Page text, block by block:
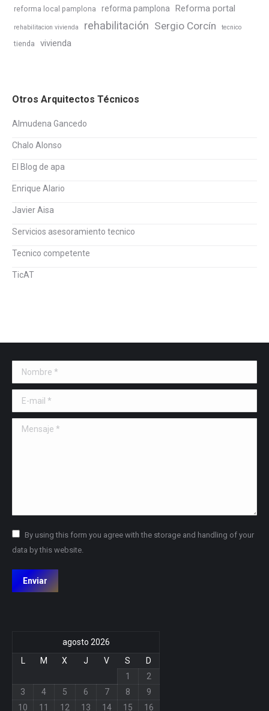
reforma local pamplona reforma pamplona Reforma portal
rehabilitacion vivienda rehabilitación Sergio Corcín tecnico
tienda vivienda
Otros Arquitectos Técnicos
Almudena Gancedo
Chalo Alonso
El Blog de apa
Enrique Alario
Javier Aisa
Servicios asesoramiento tecnico
Tecnico competente
TicAT
Nombre *
E-mail *
Mensaje *
By using this form you agree with the storage and handling of your
data by this website.
Enviar
agosto 2026
L
M X J V S
D
1
2
3
4 5 6 7 8
9
10
11 12 13 14 15 16